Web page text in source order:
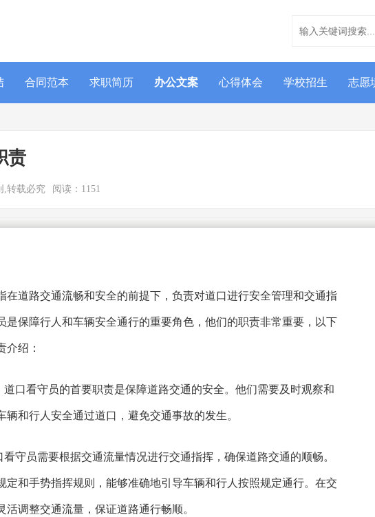
合同范本 求职简历 办公文案 心得体会 学校招生 志愿
责
,转载必究 阅读：1151
在道路交通流畅和安全的前提下，负责对道口进行安全管理和交通指
是保障行人和车辆安全通行的重要角色，他们的职责非常重要，以下
介绍：
道口看守员的首要职责是保障道路交通的安全。他们需要及时观察和
辆和行人安全通过道口，避免交通事故的发生。
看守员需要根据交通流量情况进行交通指挥，确保道路交通的顺畅。
定和手势指挥规则，能够准确地引导车辆和行人按照规定通行。在交
活调整交通流量，保证道路通行畅顺。